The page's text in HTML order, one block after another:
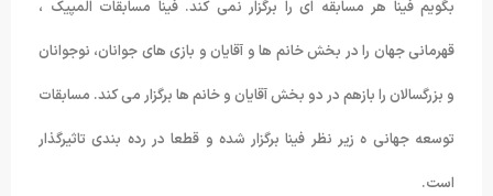
بگویم فینا هر مسابقه ای را برگزار نمی کند. فینا مسابقات المپیک ،
قهرمانی جهان را در بخش خانم ها و آقایان و بازی های جوانان، نوجوانان
و بزرگسالان را بازهم در دو بخش آقایان و خانم ها برگزار می کند. مسابقات
توسعه جهانی ه زیر نظر فینا برگزار شده و قطعا در رده بندی تاثیرگذار
است.